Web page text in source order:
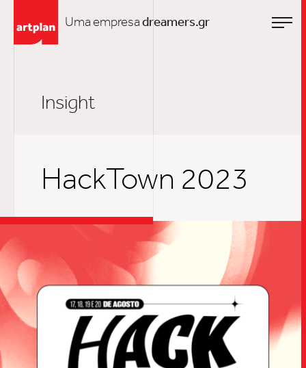
Uma empresadreamers.gr
Insight
HackTown 2023